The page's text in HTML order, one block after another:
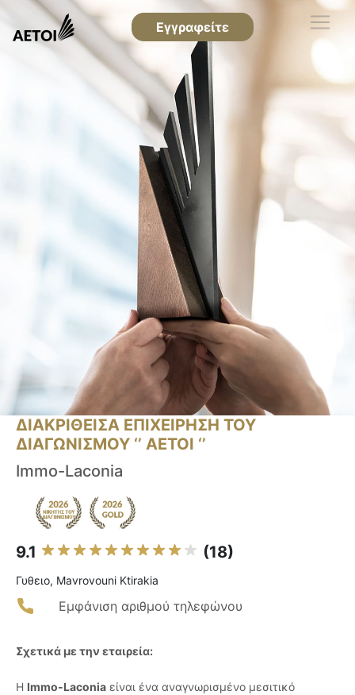
Εγγραφείτε
ΔΙΑΚΡΙΘΕΙΣΑ ΕΠΙΧΕΙΡΗΣΗ ΤΟΥ
ΔΙΑΓΩΝΙΣΜΟΥ ‘’ ΑΕΤΟΙ ‘’
Immo-Laconia
9.1 (18)
Γυθειο, Mavrovouni Ktirakia
Εμφάνιση αριθμού τηλεφώνου
Σχετικά με την εταιρεία:
Η Immo-Laconia είναι ένα αναγνωρισμένο μεσιτικό